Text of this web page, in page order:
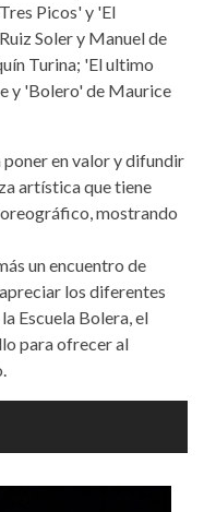
Picos' y 'El
Soler y Manuel de
Turina; 'El ultimo
y 'Bolero' de Maurice
poner en valor y difundir
artística que tiene
mostrando
un encuentro de
los diferentes
Escuela Bolera, el
para ofrecer al